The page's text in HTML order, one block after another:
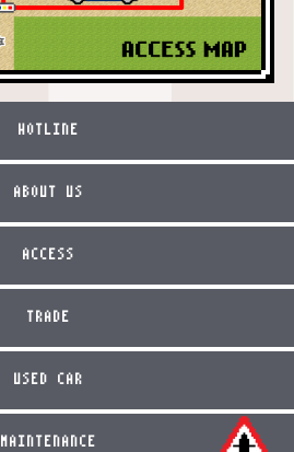
HOTLINE
ABOUT US
ACCESS
TRADE
USED CAR
MAINTENANCE